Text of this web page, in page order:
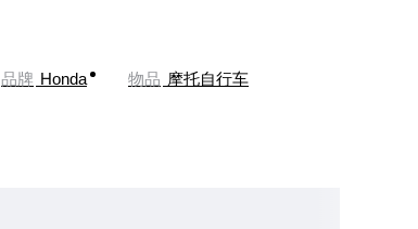
品牌 Honda 物品 摩托自行车